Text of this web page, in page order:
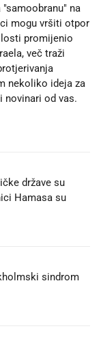
na
mogu vršiti otpor
promijenio
več traži
nekoliko ideja za
novinari od vas.
države su
Hamasa su
sindrom